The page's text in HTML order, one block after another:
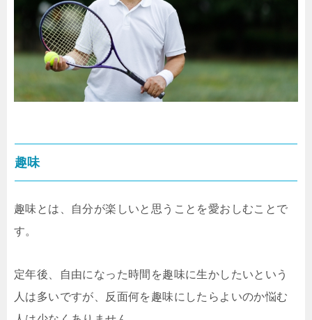
趣味
趣味とは、自分が楽しいと思うことを愛おしむことで
す。
定年後、自由になった時間を趣味に生かしたいという
人は多いですが、反面何を趣味にしたらよいのか悩む